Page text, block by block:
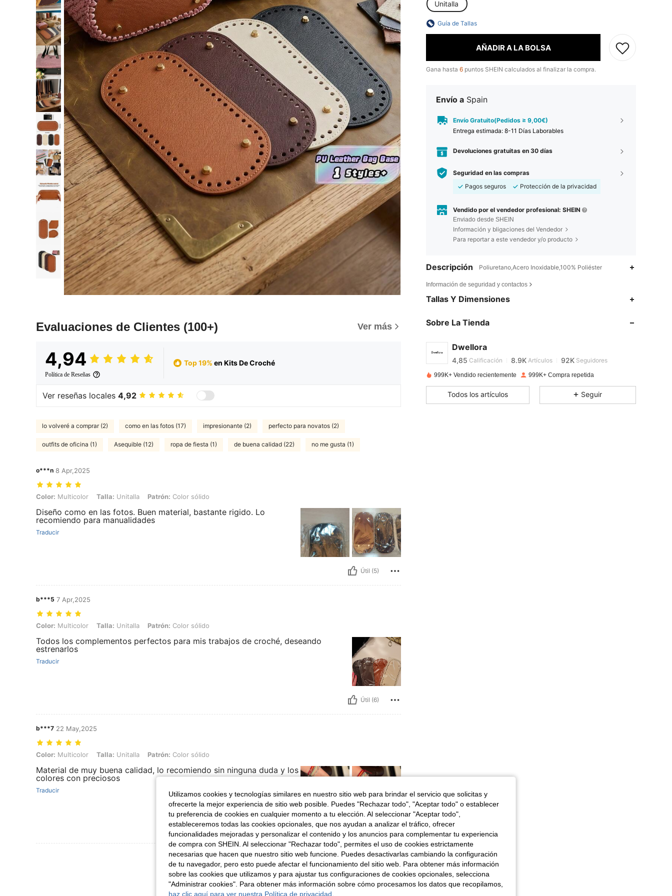
Evaluaciones de Clientes (100+) Ver más
4,94
Política de Reseñas
Top 19% en Kits De Croché
Ver reseñas locales 4,92
lo volveré a comprar (2) como en las fotos (17) impresionante (2) perfecto para novatos (2)
outfits de oficina (1) Asequible (12) ropa de fiesta (1) de buena calidad (22) no me gusta (1)
o***n 8 Apr,2025
Color: Multicolor, Talla: Unitalla, Patrón: Color sólido
Color: Multicolor Talla: Unitalla Patrón: Color sólido
Diseño como en las fotos. Buen material, bastante rigido. Lo
recomiendo para manualidades
Traducir
Útil (5)
b***5 7 Apr,2025
Color: Multicolor, Talla: Unitalla, Patrón: Color sólido
Color: Multicolor Talla: Unitalla Patrón: Color sólido
Todos los complementos perfectos para mis trabajos de croché, deseando
estrenarlos
Traducir
Útil (6)
b***7 22 May,2025
Color: Multicolor, Talla: Unitalla, Patrón: Color sólido
Color: Multicolor Talla: Unitalla Patrón: Color sólido
Material de muy buena calidad, lo recomiendo sin ninguna duda y los
colores con preciosos
Traducir
Útil (5)
Ver Más Reseñas
Unitalla
Guía de Tallas
AÑADIR A LA BOLSA
Gana hasta 6 puntos SHEIN calculados al finalizar la compra.
Envío a Spain
Envío Gratuito(Pedidos ≥ 9,00€)
Entrega estimada: 8-11 Días Laborables
Devoluciones gratuitas en 30 días
Seguridad en las compras
Pagos seguros
Protección de la privacidad
Vendido por el vendedor profesional: SHEIN
Enviado desde SHEIN
Información y bligaciones del Vendedor
Para reportar a este vendedor y/o producto
Descripción Poliuretano,Acero Inoxidable,100% Poliéster
Información de seguridad y contactos
Tallas Y Dimensiones
Sobre La Tienda
Dwellora
4,85
4,85 Calificación 8.9K Artículos 92K Seguidores
4,85 8.9K 92K
999K+ Vendido recientemente 999K+ Compra repetida
Todos los artículos Seguir
Utilizamos cookies y tecnologías similares en nuestro sitio web para brindar el servicio que solicitas y
ofrecerte la mejor experiencia de sitio web posible. Puedes "Rechazar todo", "Aceptar todo" o establecer
tu preferencia de cookies en cualquier momento a tu elección. Al seleccionar "Aceptar todo",
estableceremos todas las cookies opcionales, que nos ayudan a analizar el tráfico, ofrecer
funcionalidades mejoradas y personalizar el contenido y los anuncios para complementar tu experiencia
de compra con SHEIN. Al seleccionar "Rechazar todo", permites el uso de cookies estrictamente
necesarias que hacen que nuestro sitio web funcione. Puedes desactivarlas cambiando la configuración
de tu navegador, pero esto puede afectar el funcionamiento del sitio web. Para obtener más información
sobre las cookies que utilizamos y para ajustar tus configuraciones de cookies opcionales, selecciona
"Administrar cookies". Para obtener más información sobre cómo procesamos los datos que recopilamos,
haz clic aquí para ver nuestra Política de privacidad.